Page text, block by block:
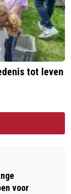
tot leven
voor